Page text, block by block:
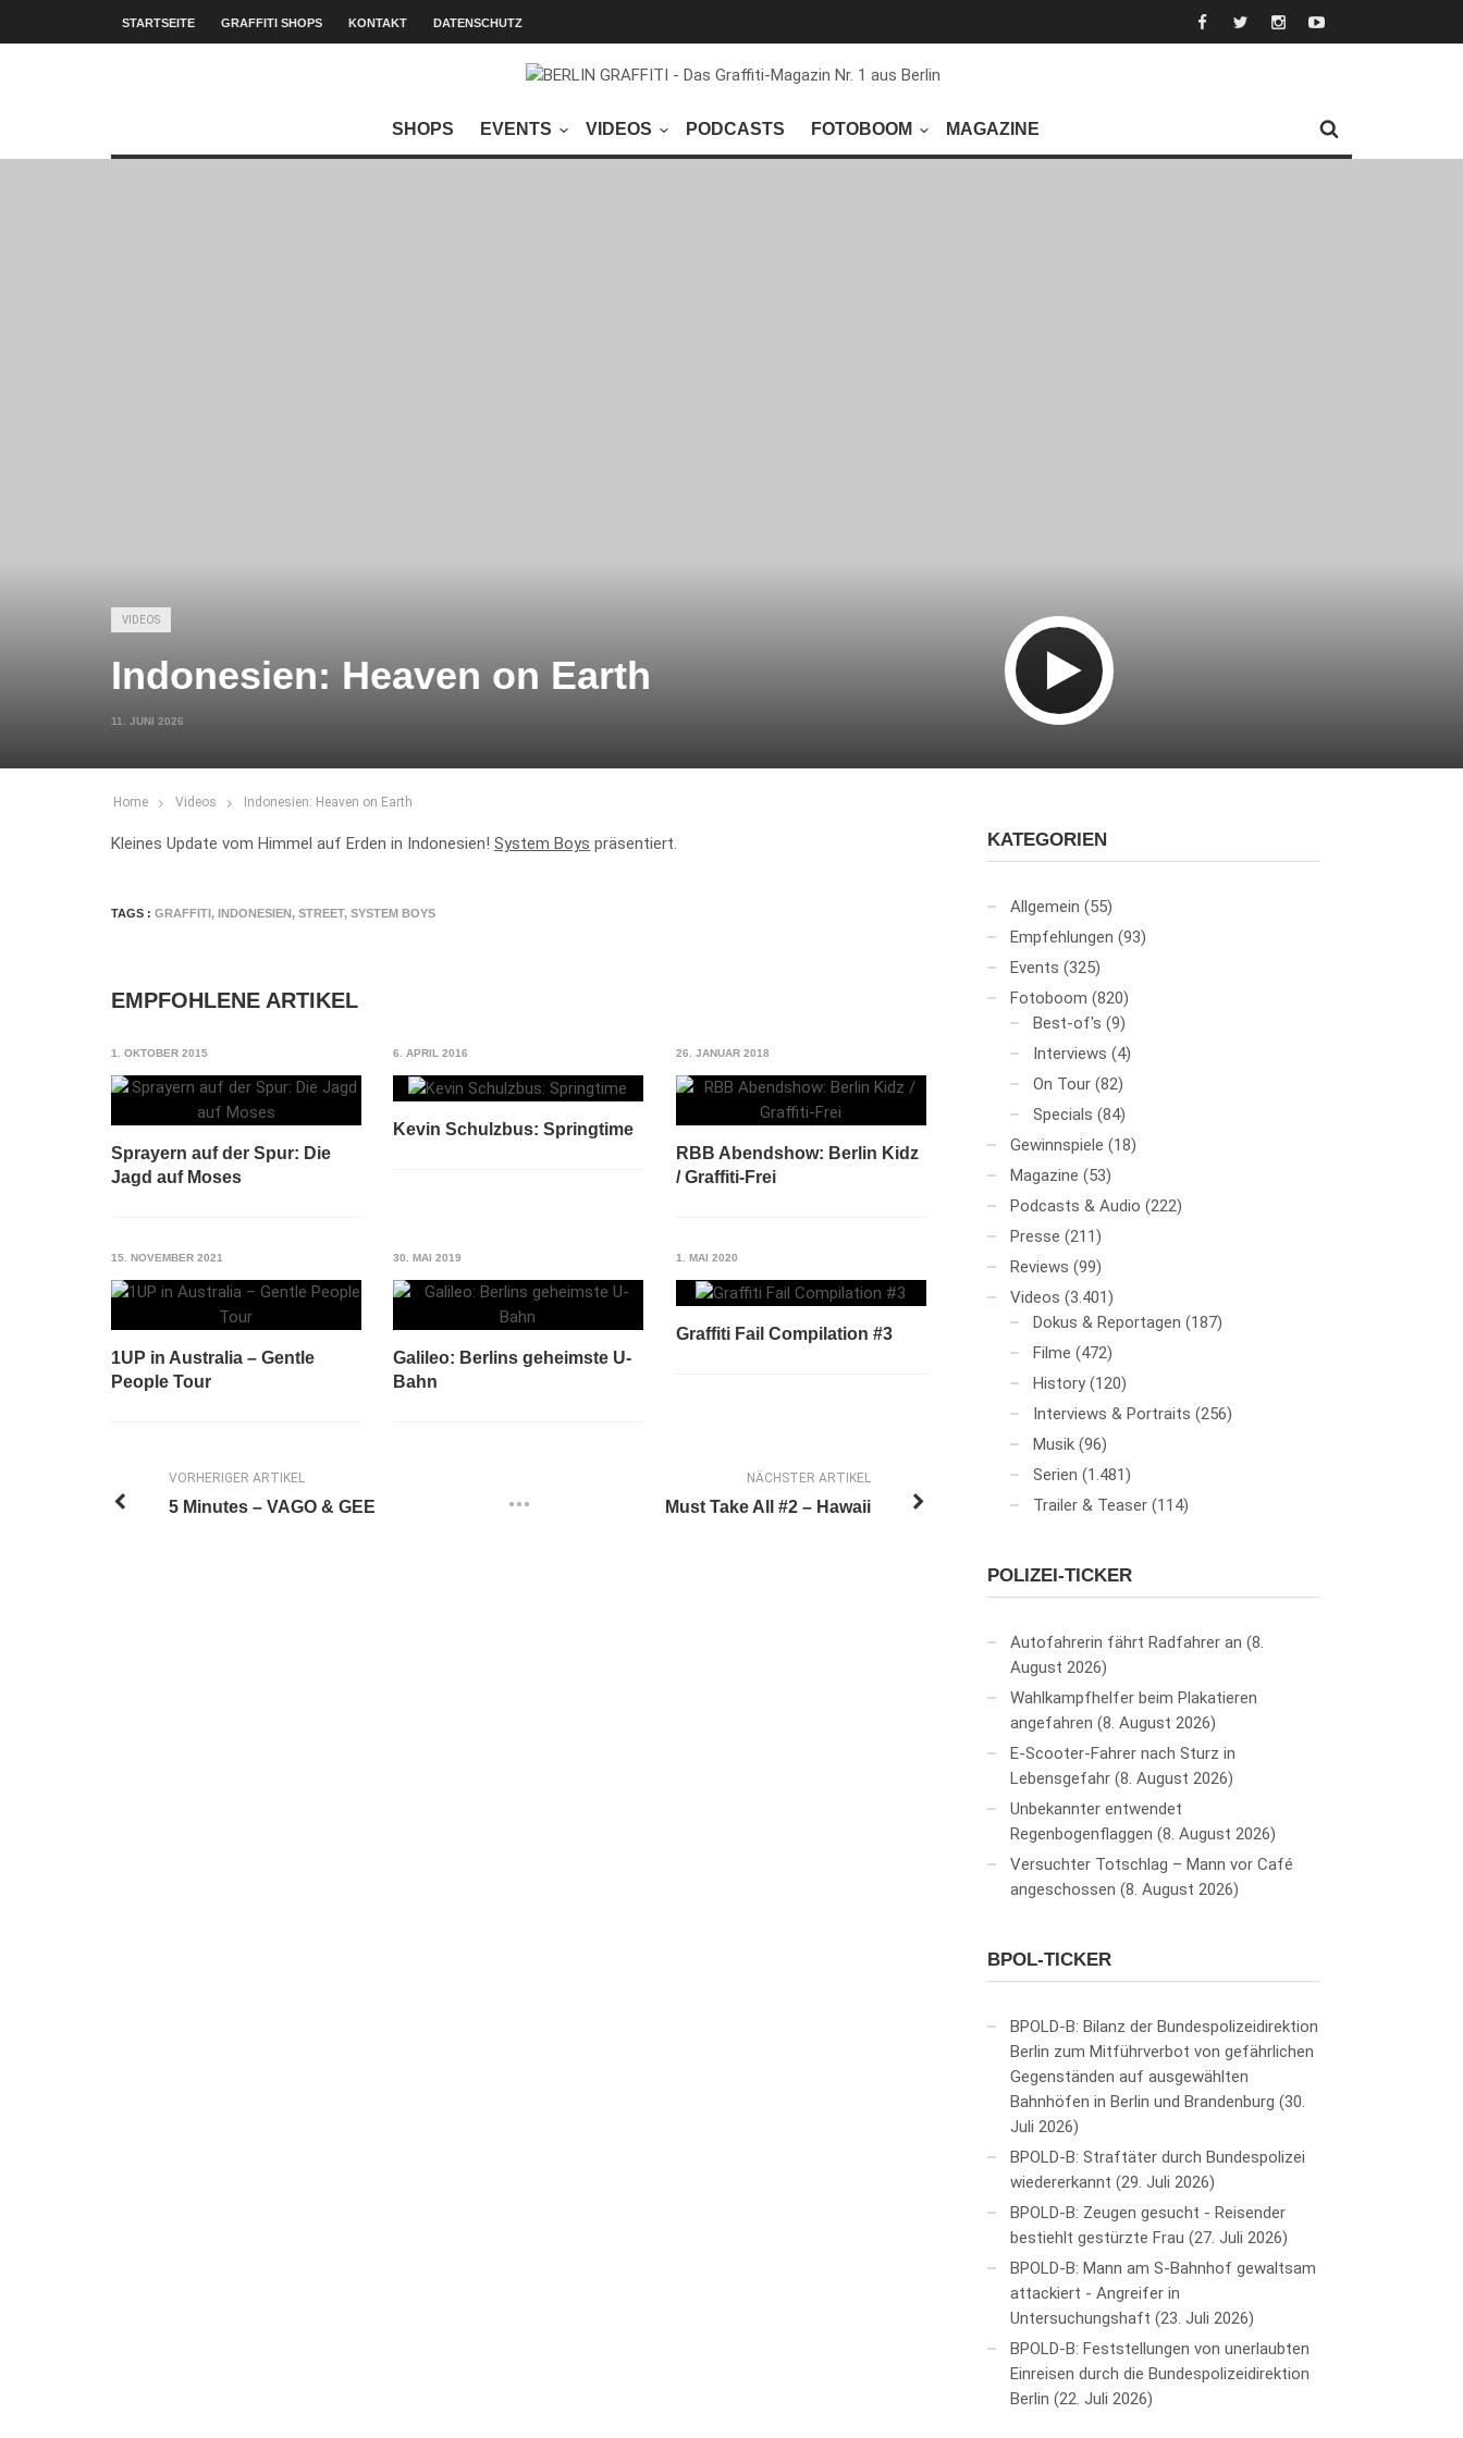
STARTSEITE GRAFFITI SHOPS KONTAKT DATENSCHUTZ
SHOPS EVENTS VIDEOS PODCASTS FOTOBOOM MAGAZINE
VIDEOS
Indonesien: Heaven on Earth
11. JUNI 2026
Home Videos Indonesien: Heaven on Earth
Kleines Update vom Himmel auf Erden in Indonesien! System Boys präsentiert.
TAGS : GRAFFITI, INDONESIEN, STREET, SYSTEM BOYS
EMPFOHLENE ARTIKEL
1. OKTOBER 2015
Sprayern auf der Spur: Die
Jagd auf Moses
6. APRIL 2016
Kevin Schulzbus: Springtime
26. JANUAR 2018
RBB Abendshow: Berlin Kidz
/ Graffiti-Frei
15. NOVEMBER 2021
1UP in Australia – Gentle
People Tour
30. MAI 2019
Galileo: Berlins geheimste U-
Bahn
1. MAI 2020
Graffiti Fail Compilation #3
NÄCHSTER ARTIKEL
Must Take All #2 – Hawaii
VORHERIGER ARTIKEL
5 Minutes – VAGO & GEE
KATEGORIEN
Allgemein (55)
Empfehlungen (93)
Events (325)
Fotoboom (820)
Best-of's (9)
Interviews (4)
On Tour (82)
Specials (84)
Gewinnspiele (18)
Magazine (53)
Podcasts & Audio (222)
Presse (211)
Reviews (99)
Videos (3.401)
Dokus & Reportagen (187)
Filme (472)
History (120)
Interviews & Portraits (256)
Musik (96)
Serien (1.481)
Trailer & Teaser (114)
POLIZEI-TICKER
Autofahrerin fährt Radfahrer an 8.
August 2026
Wahlkampfhelfer beim Plakatieren
angefahren 8. August 2026
E-Scooter-Fahrer nach Sturz in
Lebensgefahr 8. August 2026
Unbekannter entwendet
Regenbogenflaggen 8. August 2026
Versuchter Totschlag – Mann vor Café
angeschossen 8. August 2026
BPOL-TICKER
BPOLD-B: Bilanz der Bundespolizeidirektion
Berlin zum Mitführverbot von gefährlichen
Gegenständen auf ausgewählten
Bahnhöfen in Berlin und Brandenburg 30.
Juli 2026
BPOLD-B: Straftäter durch Bundespolizei
wiedererkannt 29. Juli 2026
BPOLD-B: Zeugen gesucht - Reisender
bestiehlt gestürzte Frau 27. Juli 2026
BPOLD-B: Mann am S-Bahnhof gewaltsam
attackiert - Angreifer in
Untersuchungshaft 23. Juli 2026
BPOLD-B: Feststellungen von unerlaubten
Einreisen durch die Bundespolizeidirektion
Berlin 22. Juli 2026